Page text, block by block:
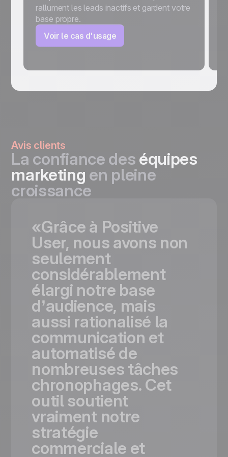
rallument les leads inactifs et gardent votre
base propre.
Voir le cas d'usage
Avis clients
La confiance des équipes
marketing en pleine
croissance
«Grâce à Positive
User, nous avons non
seulement
considérablement
élargi notre base
d’audience, mais
aussi rationalisé la
communication et
automatisé de
nombreuses tâches
chronophages. Cet
outil soutient
vraiment notre
stratégie
commerciale et